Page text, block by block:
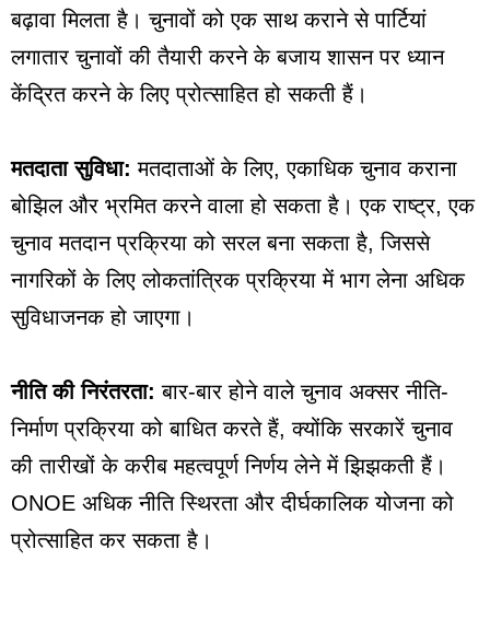
बढ़ावा मिलता है। चुनावों को एक साथ कराने से पार्टियां
लगातार चुनावों की तैयारी करने के बजाय शासन पर ध्यान
केंद्रित करने के लिए प्रोत्साहित हो सकती हैं।
मतदाता सुविधा: मतदाताओं के लिए, एकाधिक चुनाव कराना
बोझिल और भ्रमित करने वाला हो सकता है। एक राष्ट्र, एक
चुनाव मतदान प्रक्रिया को सरल बना सकता है, जिससे
नागरिकों के लिए लोकतांत्रिक प्रक्रिया में भाग लेना अधिक
सुविधाजनक हो जाएगा।
नीति की निरंतरता: बार-बार होने वाले चुनाव अक्सर नीति-
निर्माण प्रक्रिया को बाधित करते हैं, क्योंकि सरकारें चुनाव
की तारीखों के करीब महत्वपूर्ण निर्णय लेने में झिझकती हैं।
ONOE अधिक नीति स्थिरता और दीर्घकालिक योजना को
प्रोत्साहित कर सकता है।